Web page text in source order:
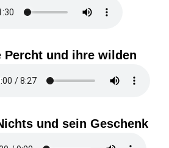
Percht und ihre wilden
und sein Geschenk